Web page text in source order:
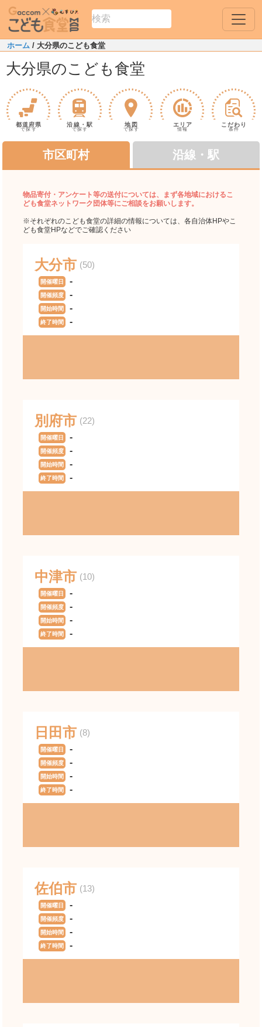
ホーム / 大分県のこども食堂
大分県のこども食堂
都道府県
で探す
沿線・駅
で探す
地図
で探す
エリア
情報
こだわり
条件
市区町村
物品寄付・アンケート等の送付については、まず各地域におけるこ
ども食堂ネットワーク団体等にご相談をお願いします。
※それぞれのこども食堂の詳細の情報については、各自治体HPやこ
ども食堂HPなどでご確認ください
大分市 (50)
開催曜日 -
開催頻度 -
開始時間 -
終了時間 -
別府市 (22)
開催曜日 -
開催頻度 -
開始時間 -
終了時間 -
中津市 (10)
開催曜日 -
開催頻度 -
開始時間 -
終了時間 -
日田市 (8)
開催曜日 -
開催頻度 -
開始時間 -
終了時間 -
佐伯市 (13)
開催曜日 -
開催頻度 -
開始時間 -
終了時間 -
沿線・駅